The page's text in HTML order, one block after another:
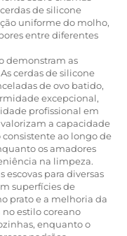
de silicone
uniforme do molho,
entre diferentes
demonstram as
cerdas de silicone
de ovo batido,
excepcional,
profissional em
a capacidade
ao longo de
os amadores
na limpeza.
escovas para diversas
superfícies de
prato e a melhoria da
estilo coreano
enquanto o